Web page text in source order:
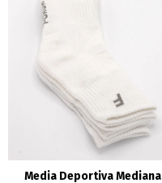
Media Deportiva Mediana